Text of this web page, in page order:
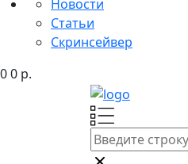
Новости
Статьи
Скринсейвер
00 р.